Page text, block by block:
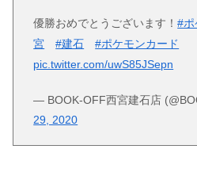
優勝おめでとうございます！#ポ
宮
#建石
#ポケモンカード
pic.twitter.com/uwS85JSepn
— BOOK-OFF西宮建石店
29, 2020